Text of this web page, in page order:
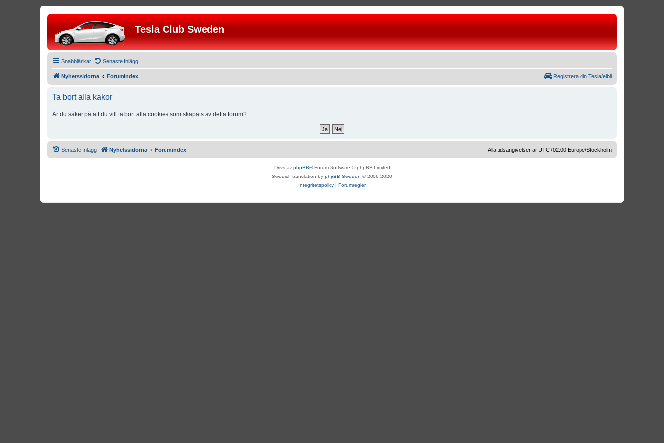
Tesla Club Sweden
Snabblänkar Senaste Inlägg
Nyhetssidorna Forumindex Registrera din Tesla/elbil
Ta bort alla kakor
Är du säker på att du vill ta bort alla cookies som skapats av detta forum?
Senaste Inlägg Nyhetssidorna Forumindex Alla tidsangivelser är UTC+02:00 Europe/Stockholm
Drivs av phpBB® Forum Software © phpBB Limited
Swedish translation by phpBB Sweden © 2006-2020
Integritetspolicy | Forumregler